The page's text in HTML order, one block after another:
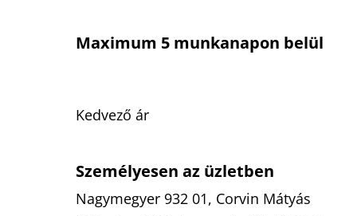
Maximum 5 munkanapon belül
Kedvező ár
Személyesen az üzletben
Nagymegyer 932 01, Corvin Mátyás